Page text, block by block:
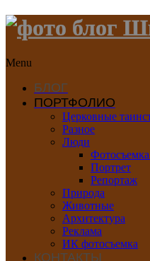
Menu
БЛОГ
ПОРТФОЛИО
Церковные
Разное
Люди
Фотосъемка
Портрет
Репортаж
Природа
Животные
Архитектура
Реклама
ИК фотосъемка
КОНТАКТЫ